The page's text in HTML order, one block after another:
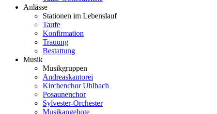
Anlässe
Stationen im Lebenslauf
Taufe
Konfirmation
Trauung
Bestattung
Musik
Musikgruppen
Andreaskantorei
Kirchenchor Uhlbach
Posaunenchor
Sylvester-Orchester
Musikangebote